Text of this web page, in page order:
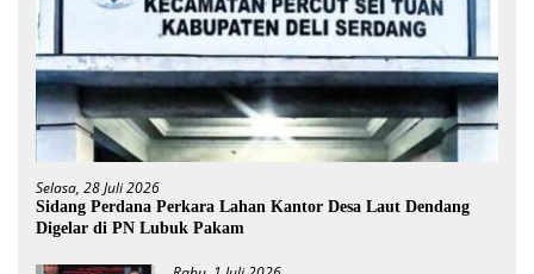
Selasa, 28 Juli 2026
Sidang Perdana Perkara Lahan Kantor Desa Laut Dendang
Digelar di PN Lubuk Pakam